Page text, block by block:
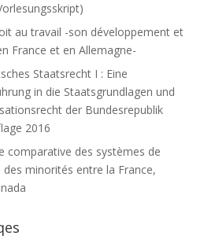
au travail -son développement et
France et en Allemagne-
Staatsrecht I : Eine
in die Staatsgrundlagen und
der Bundesrepublik
2016
comparative des systèmes de
minorités entre la France,